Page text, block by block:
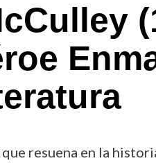
resuena en la